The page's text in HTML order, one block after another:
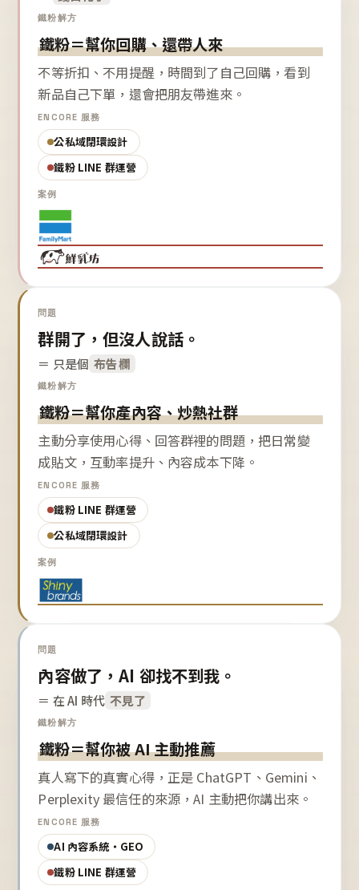
鐵粉解方
鐵粉＝幫你回購、還帶人來
不等折扣、不用提醒，時間到了自己回購，看到
新品自己下單，還會把朋友帶進來。
ENCORE 服務
公私域閉環設計
鐵粉 LINE 群運營
案例
問題
群開了，但沒人說話。
＝ 只是個 布告欄
鐵粉解方
鐵粉＝幫你產內容、炒熱社群
主動分享使用心得、回答群裡的問題，把日常變
成貼文，互動率提升、內容成本下降。
ENCORE 服務
鐵粉 LINE 群運營
公私域閉環設計
案例
問題
內容做了，AI 卻找不到我。
＝ 在 AI 時代 不見了
鐵粉解方
鐵粉＝幫你被 AI 主動推薦
真人寫下的真實心得，正是 ChatGPT、Gemini、
Perplexity 最信任的來源，AI 主動把你講出來。
ENCORE 服務
AI 內容系統・GEO
鐵粉 LINE 群運營